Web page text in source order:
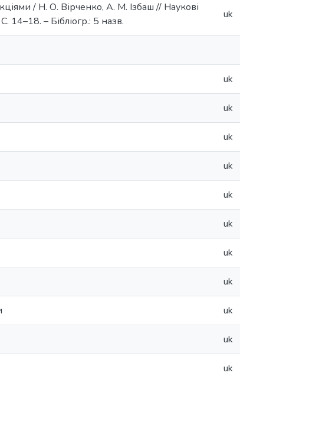
/ Н. О. Вірченко, А. М. Ізбаш // Наукові
14–18. – Бібліогр.: 5 назв.
uk
uk
uk
uk
uk
uk
uk
uk
uk
uk
uk
uk